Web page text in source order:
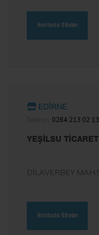
Haritada Göster
EDİRNE
0284 213 02 13
YEŞİLSU
DİLAVERBEY
Haritada Göster